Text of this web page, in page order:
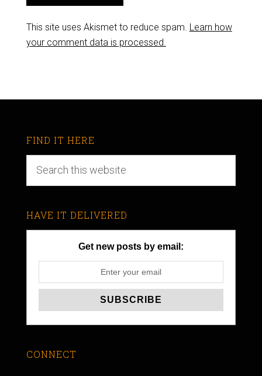
This site uses Akismet to reduce spam. Learn how
your comment data is processed.
FIND IT HERE
HAVE IT DELIVERED
Get new posts by email:
CONNECT